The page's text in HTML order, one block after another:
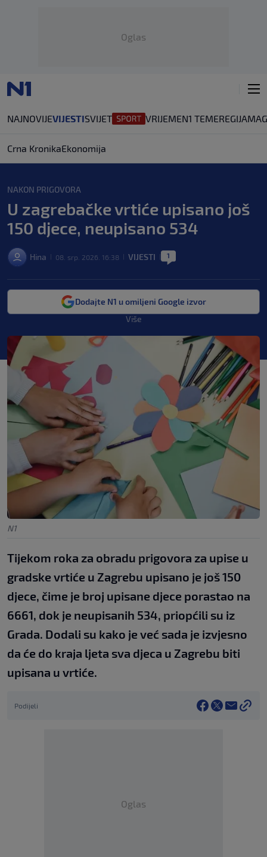
Oglas
NAJNOVIJEVIJESTISVIJET VRIJEMEN1 TEMEREGIJA
Crna KronikaEkonomija
NAKON PRIGOVORA
U zagrebačke vrtiće upisano još
150 djece, neupisano 534
Hina 08. srp. 2026. 16:38 VIJESTI 1
Dodajte N1 u omiljeni Google izvor
Više
N1
Tijekom roka za obradu prigovora za upise u
gradske vrtiće u Zagrebu upisano je još 150
djece, čime je broj upisane djece porastao na
6661, dok je neupisanih 534, priopćili su iz
Grada. Dodali su kako je već sada je izvjesno
da će do kraja ljeta sva djeca u Zagrebu biti
upisana u vrtiće.
Podijeli
Oglas